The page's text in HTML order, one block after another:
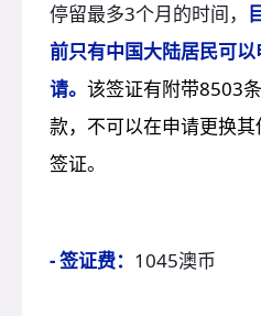
停留最多3个月的时间，
前只有中国大陆居民可以
请。 该签证有附带8503条
款，不可以在申请更换其
签证。
- 签证费： 1045澳币